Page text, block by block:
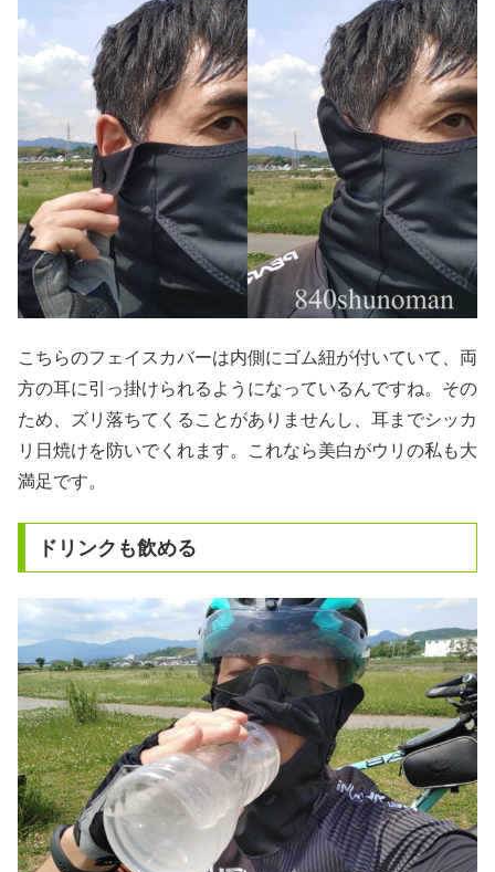
こちらのフェイスカバーは内側にゴム紐が付いていて、両
方の耳に引っ掛けられるようになっているんですね。その
ため、ズリ落ちてくることがありませんし、耳までシッカ
リ日焼けを防いでくれます。これなら美白がウリの私も大
満足です。
ドリンクも飲める